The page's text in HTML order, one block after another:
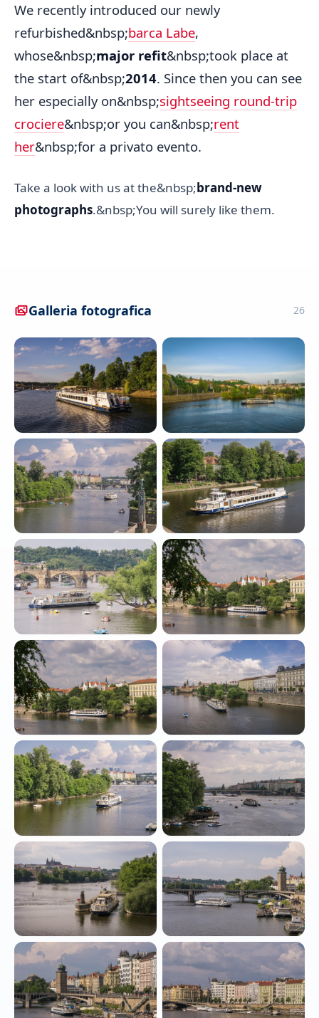
We recently introduced our newly
refurbished&nbsp;barca Labe,
whose&nbsp;major refit&nbsp;took place at
the start of&nbsp;2014. Since then you can see
her especially on&nbsp;sightseeing round-trip
crociere&nbsp;or you can&nbsp;rent
her&nbsp;for a privato evento.
Take a look with us at the&nbsp;brand-new
photographs.&nbsp;You will surely like them.
Galleria fotografica 26